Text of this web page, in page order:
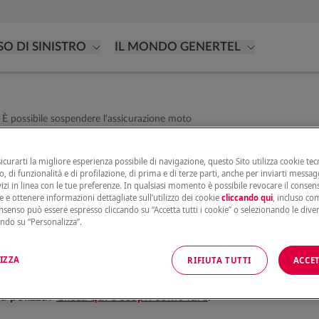
DI SINISTRO IL MONDO GENERTEL
È possibile sospendere l'assicurazione moto
moto: è
la tua assicurazione moto per un periodo. Ad
polizza?Clicca qui e scopri come fare.
la migliore esperienza possibile di navigazione, questo Sito utilizza cookie
di funzionalità e di profilazione, di prima e di terze parti, anche per inviarti
in linea con le tue preferenze. In qualsiasi momento è possibile revocare il
e ottenere informazioni dettagliate sull’utilizzo dei cookie cliccando qui, incluso
può essere espresso cliccando su “Accetta tutti i cookie” o selezionando le
su “Personalizza”.
RIFIUTA TUTTI